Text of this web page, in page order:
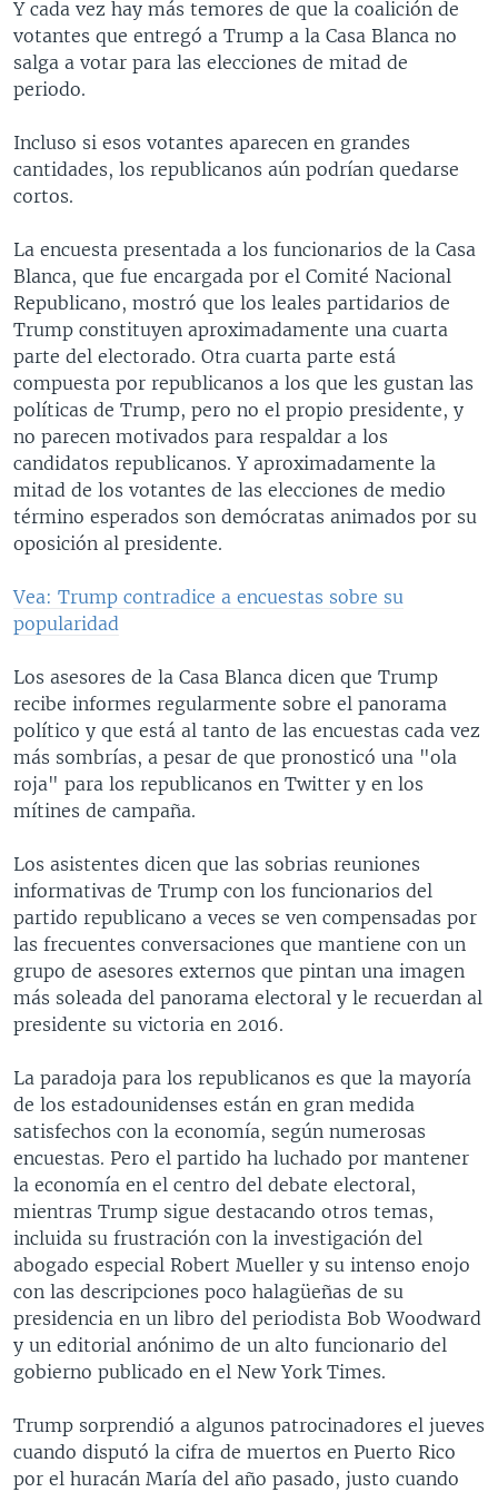
Y cada vez hay más temores de que la coalición de
votantes que entregó a Trump a la Casa Blanca no
salga a votar para las elecciones de mitad de
periodo.
Incluso si esos votantes aparecen en grandes
cantidades, los republicanos aún podrían quedarse
cortos.
La encuesta presentada a los funcionarios de la Casa
Blanca, que fue encargada por el Comité Nacional
Republicano, mostró que los leales partidarios de
Trump constituyen aproximadamente una cuarta
parte del electorado. Otra cuarta parte está
compuesta por republicanos a los que les gustan las
políticas de Trump, pero no el propio presidente, y
no parecen motivados para respaldar a los
candidatos republicanos. Y aproximadamente la
mitad de los votantes de las elecciones de medio
término esperados son demócratas animados por su
oposición al presidente.
Vea: Trump contradice a encuestas sobre su
popularidad
Los asesores de la Casa Blanca dicen que Trump
recibe informes regularmente sobre el panorama
político y que está al tanto de las encuestas cada vez
más sombrías, a pesar de que pronosticó una "ola
roja" para los republicanos en Twitter y en los
mítines de campaña.
Los asistentes dicen que las sobrias reuniones
informativas de Trump con los funcionarios del
partido republicano a veces se ven compensadas por
las frecuentes conversaciones que mantiene con un
grupo de asesores externos que pintan una imagen
más soleada del panorama electoral y le recuerdan al
presidente su victoria en 2016.
La paradoja para los republicanos es que la mayoría
de los estadounidenses están en gran medida
satisfechos con la economía, según numerosas
encuestas. Pero el partido ha luchado por mantener
la economía en el centro del debate electoral,
mientras Trump sigue destacando otros temas,
incluida su frustración con la investigación del
abogado especial Robert Mueller y su intenso enojo
con las descripciones poco halagüeñas de su
presidencia en un libro del periodista Bob Woodward
y un editorial anónimo de un alto funcionario del
gobierno publicado en el New York Times.
Trump sorprendió a algunos patrocinadores el jueves
cuando disputó la cifra de muertos en Puerto Rico
por el huracán María del año pasado, justo cuando